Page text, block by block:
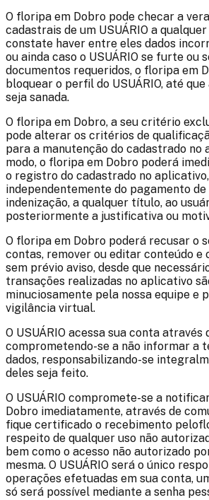
O floripa em Dobro pode checar a
cadastrais de um USUÁRIO a
constate haver entre eles dados
ou ainda caso o USUÁRIO se furte ou
documentos requeridos, o floripa em
bloquear o perfil do USUÁRIO, até
seja sanada.
O floripa em Dobro, a seu critério
pode alterar os critérios de
para a manutenção do cadastrado no
modo, o floripa em Dobro poderá
o registro do cadastrado no aplicativo,
independentemente do pagamento
indenização, a qualquer título, ao
posteriormente a justificativa ou
O floripa em Dobro poderá recusar o
contas, remover ou editar conteúdo e
sem prévio aviso, desde que
transações realizadas no aplicativo
minuciosamente pela nossa equipe e
vigilância virtual.
O USUÁRIO acessa sua conta através
comprometendo-se a não informar a
dados, responsabilizando-se
deles seja feito.
O USUÁRIO compromete-se a
Dobro imediatamente, através de
fique certificado o recebimento pelo
respeito de qualquer uso não
bem como o acesso não autorizado
mesma. O USUÁRIO será o único
operações efetuadas em sua conta,
só será possível mediante a senha